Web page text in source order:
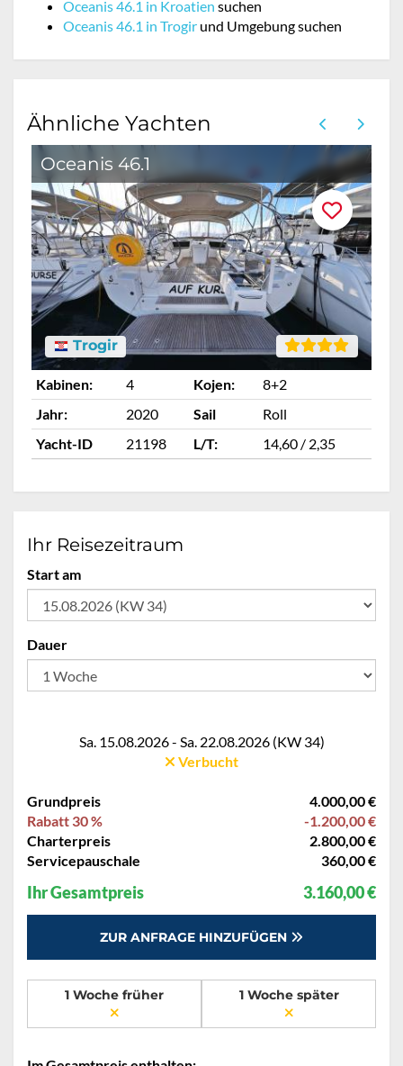
Oceanis 46.1 in Kroatien suchen
Oceanis 46.1 in Trogir und Umgebung suchen
Ähnliche Yachten
Oceanis 46.1
Trogir
Kabinen: 4 Kojen:
8+2
Jahr:
2020 Sail
Roll
Yacht-ID
21198 L/T: 14,60 / 2,35
Ihr Reisezeitraum
Start am
Dauer
Sa. 15.08.2026 - Sa. 22.08.2026 (KW 34)
Verbucht
Grundpreis
4.000,00 €
Rabatt 30 %
-1.200,00 €
Charterpreis
2.800,00 €
Servicepauschale
360,00 €
Ihr Gesamtpreis 3.160,00 €
ZUR ANFRAGE HINZUFÜGEN
1 Woche früher 1 Woche später